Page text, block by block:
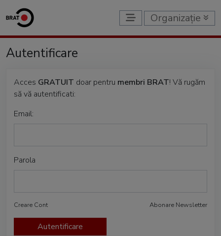
Organizație
Autentificare
Acces GRATUIT doar pentru membri BRAT! Vă rugăm
să vă autentificati:
Email:
Parola
Creare Cont Abonare Newsletter
Autentificare